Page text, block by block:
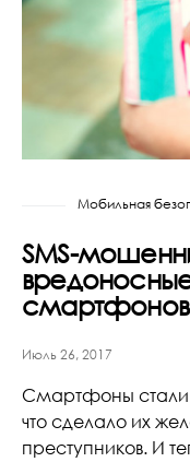
Мобильная
SMS-
смартфонов
Июль 26, 2017
Смартфоны стали
что сделало их
преступников. И